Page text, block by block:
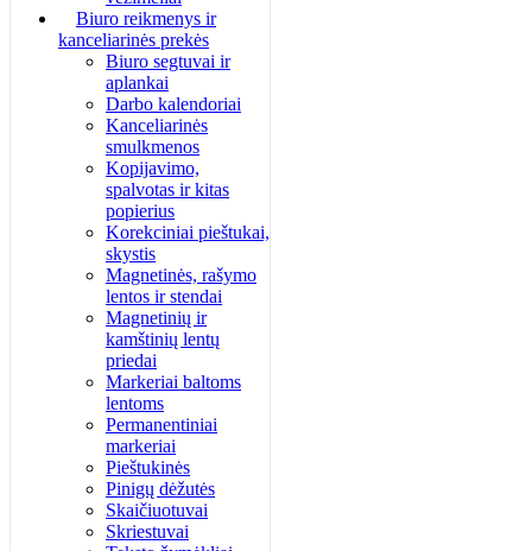
Biuro reikmenys ir
kanceliarinės prekės
Biuro segtuvai ir
aplankai
Darbo kalendoriai
Kanceliarinės
smulkmenos
Kopijavimo,
spalvotas ir kitas
popierius
Korekciniai pieštukai,
skystis
Magnetinės, rašymo
lentos ir stendai
Magnetinių ir
kamštinių lentų
priedai
Markeriai baltoms
lentoms
Permanentiniai
markeriai
Pieštukinės
Pinigų dėžutės
Skaičiuotuvai
Skriestuvai